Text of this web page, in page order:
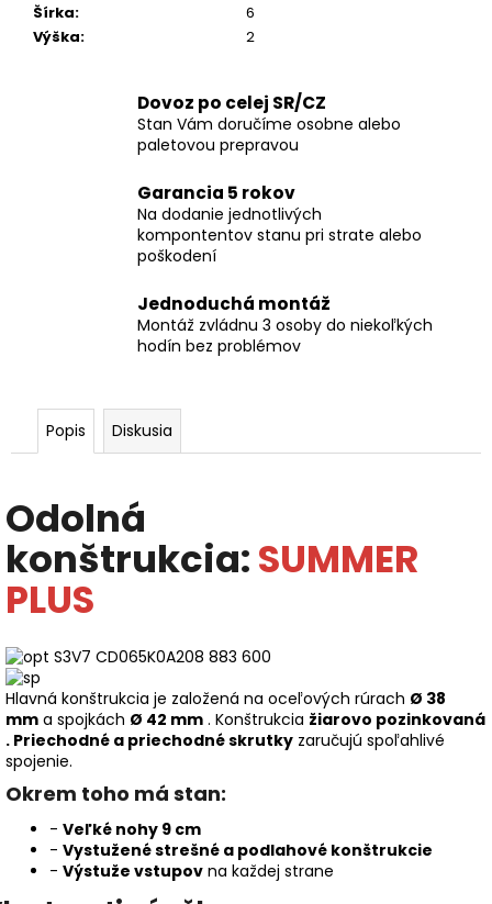
Šírka:
6
Výška: 2
Dovoz po celej SR/CZ
Stan Vám doručíme osobne alebo
paletovou prepravou
Garancia 5 rokov
Na dodanie jednotlivých
kompontentov stanu pri strate alebo
poškodení
Jednoduchá montáž
Montáž zvládnu 3 osoby do niekoľkých
hodín bez problémov
Popis Diskusia
Odolná
konštrukcia:SUMMER
PLUS
Hlavná konštrukcia je založená na oceľových rúrach Ø 38
mm a spojkách Ø 42 mm . Konštrukcia žiarovo pozinkovaná
. Priechodné a priechodné skrutky zaručujú spoľahlivé
spojenie.
Okrem toho má stan:
- Veľké nohy 9 cm
- Vystužené strešné a podlahové konštrukcie
- Výstuže vstupov na každej strane